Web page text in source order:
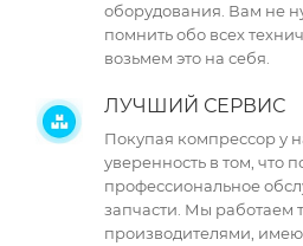
оборудования. Вам не
помнить обо всех
возьмем это на себя.
ЛУЧШИЙ СЕРВИС
Покупая компрессор у
уверенность в том, что
профессиональное
запчасти. Мы работаем
производителями,